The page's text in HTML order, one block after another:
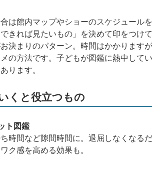
は館内マップやショーのスケジュール
きれば見たいもの」を決めて印をつけ
決まりのパターン。時間はかかります
の方法です。子どもが図鑑に熱中して
ります。
くと役立つもの
ト図鑑
時間など隙間時間に。退屈しなくなる
ク感を高める効果も。